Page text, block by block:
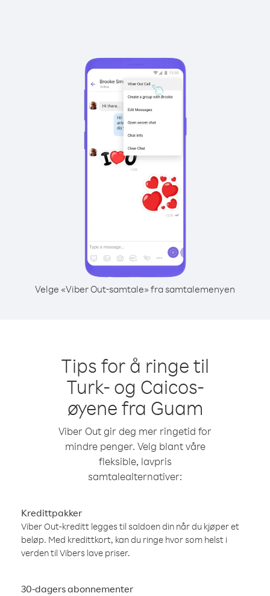
Velge «Viber Out-samtale» fra samtalemenyen
Tips for å ringe til
Turk- og Caicos-
øyene fra Guam
Viber Out gir deg mer ringetid for
mindre penger. Velg blant våre
fleksible, lavpris
samtalealternativer:
Kredittpakker
Viber Out-kreditt legges til saldoen din når du kjøper et
beløp. Med kredittkort, kan du ringe hvor som helst i
verden til Vibers lave priser.
30-dagers abonnementer